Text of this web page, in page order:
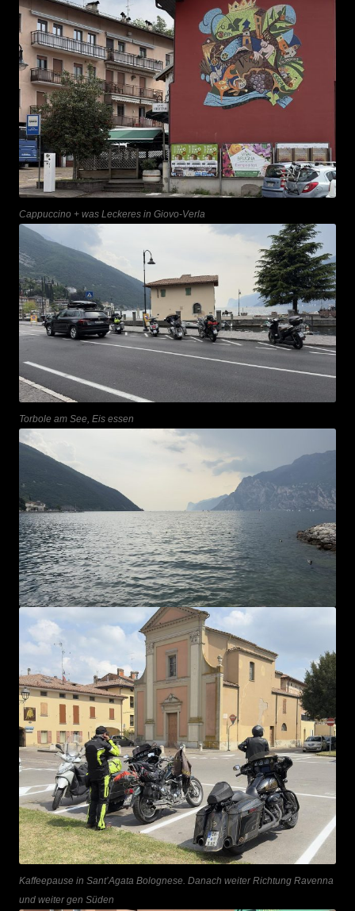
Cappuccino + was Leckeres in Giovo-Verla
Torbole am See, Eis essen
Kaffeepause in Sant’Agata Bolognese. Danach weiter Richtung Ravenna
und weiter gen Süden